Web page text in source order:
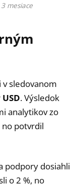
mesiace
v sledovanom
. Výsledok
analytikov zo
no potvrdil
podpory dosiahli
o 2 %, no